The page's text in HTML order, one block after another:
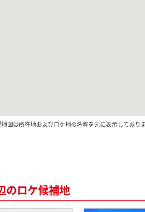
図は所在地およびロケ地の名称を元に表示しており
のロケ候補地